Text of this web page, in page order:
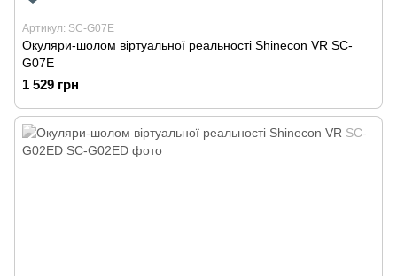
Артикул: SC-G07E
Окуляри-шолом віртуальної реальності Shinecon VR SC-
G07E
1 529 грн